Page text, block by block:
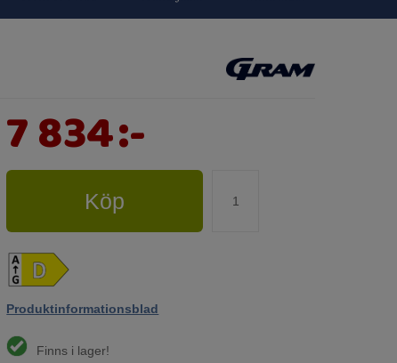
7 834:-
Köp
Produktinformationsblad
Finns i lager!